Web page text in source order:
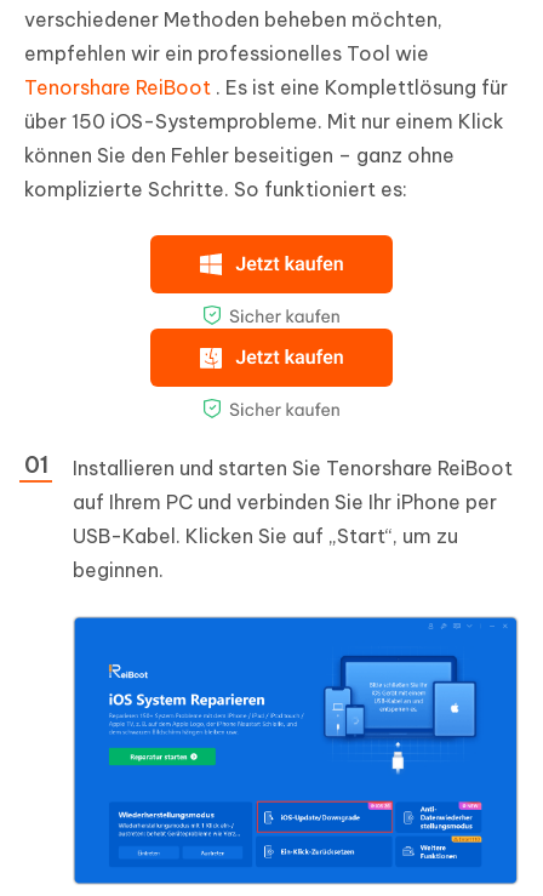
verschiedener Methoden beheben möchten,
empfehlen wir ein professionelles Tool wie
Tenorshare ReiBoot . Es ist eine Komplettlösung für
über 150 iOS-Systemprobleme. Mit nur einem Klick
können Sie den Fehler beseitigen – ganz ohne
komplizierte Schritte. So funktioniert es:
Installieren und starten Sie Tenorshare ReiBoot
auf Ihrem PC und verbinden Sie Ihr iPhone per
USB-Kabel. Klicken Sie auf „Start“, um zu
beginnen.